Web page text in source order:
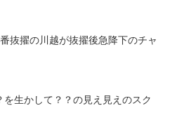
抜擢の川越が抜擢後急降下のチャ
生かして？？の見え見えのスク